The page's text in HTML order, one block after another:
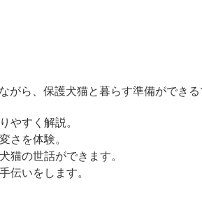
ら、保護犬猫と暮らす準備ができる
やすく解説。
さを体験。
猫の世話ができます。
伝いをします。